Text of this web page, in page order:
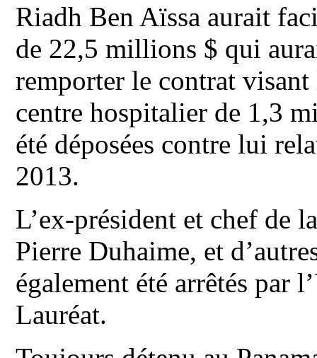
Riadh Ben Aïssa aurait
de 22,5 millions $ qui
remporter le contrat
centre hospitalier de 1,3
été déposées contre lui
2013.
L’ex-président et chef de
Pierre Duhaime, et
également été arrêtés par
Lauréat.